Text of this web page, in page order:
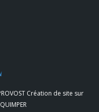
Création de site sur